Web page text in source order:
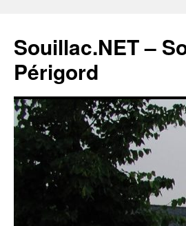
Souillac.NET –
Périgord